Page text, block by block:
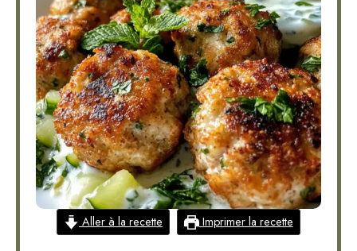
Aller à la recette Imprimer la recette